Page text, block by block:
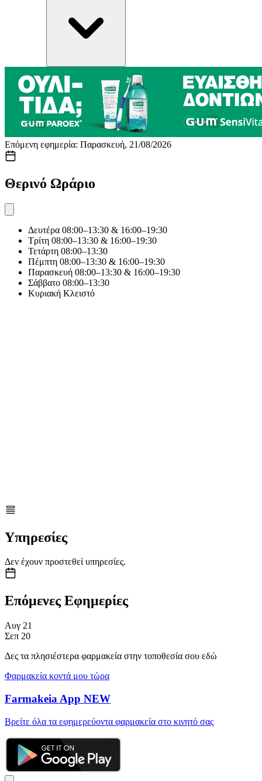
Επόμενη εφημερία: Παρασκευή, 21/08/2026
Θερινό Ωράριο
Δευτέρα 08:00–13:30 & 16:00–19:30
Τρίτη 08:00–13:30 & 16:00–19:30
Τετάρτη 08:00–13:30
Πέμπτη 08:00–13:30 & 16:00–19:30
Παρασκευή 08:00–13:30 & 16:00–19:30
Σάββατο 08:00–13:30
Κυριακή Κλειστό
Υπηρεσίες
Δεν έχουν προστεθεί υπηρεσίες.
Επόμενες Εφημερίες
Αυγ 21
Σεπ 20
Δες τα πλησιέστερα φαρμακεία στην τοποθεσία σου εδώ
Φαρμακεία κοντά μου τώρα
Farmakeia App NEW
Βρείτε όλα τα εφημερεύοντα φαρμακεία στο κινητό σας